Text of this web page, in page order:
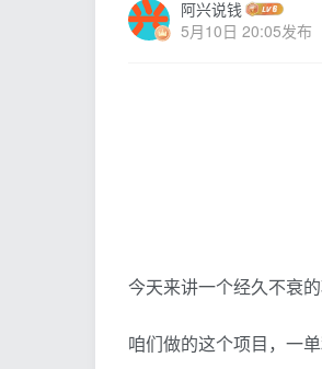
阿兴说钱
5月10日 20:05发布
今天来讲一个经久不衰
咱们做的这个项目，一